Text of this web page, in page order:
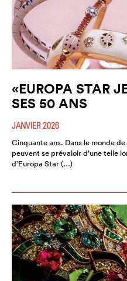
«EUROPA STAR
SES 50 ANS
JANVIER 2026
Cinquante ans. Dans le monde
peuvent se prévaloir d’une telle
d’Europa Star (…)